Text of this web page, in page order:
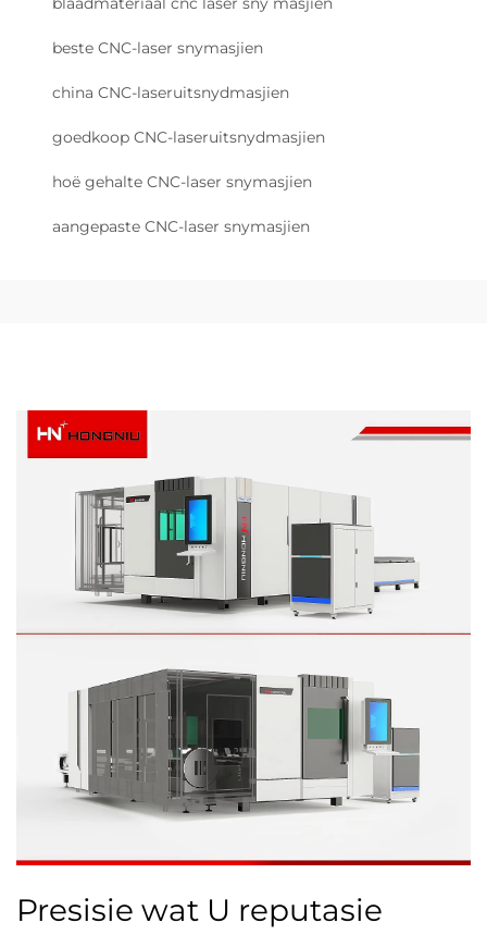
beste CNC-laser snymasjien
china CNC-laseruitsnydmasjien
goedkoop CNC-laseruitsnydmasjien
hoë gehalte CNC-laser snymasjien
aangepaste CNC-laser snymasjien
Presisie wat U reputasie